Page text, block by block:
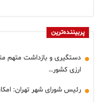
پربیننده‌ترین
دستگیری و بازداشت متهم
ارزی کشور…
رئیس شورای شهر تهران: